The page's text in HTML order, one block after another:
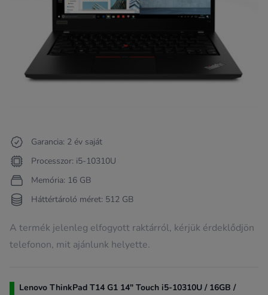
Garancia: 2 év saját
Processzor: i5-10310U
Memória: 16 GB
Háttértároló méret: 512 GB
A termék jelenleg elfogyott raktárról, kérjük érdeklődjön
telefonon, mit ajánlunk helyette.
Lenovo ThinkPad T14 G1 14" Touch i5-10310U / 16GB /